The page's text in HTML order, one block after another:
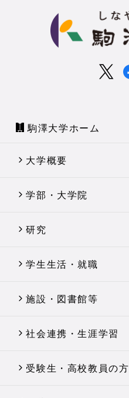
駒澤大学ホーム
大学概要
学部・大学院
研究
学生生活・就職
施設・図書館等
社会連携・生涯学習
受験生・高校教員の方